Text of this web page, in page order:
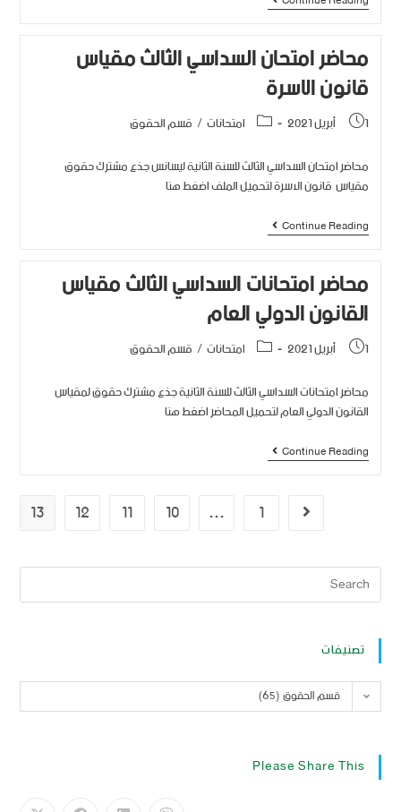
محاضر امتحان السداسي الثالث مقياس
قانون الاسرة
1 أبريل 2021 امتحانات/ قسم الحقوق
محاضر امتحان السداسي الثالث للسنة الثانية ليسانس جذع مشترك حقوق
مقياس قانون الاسرة لتحميل الملف اضغط هنا
Continue Reading
محاضر امتحانات السداسي الثالث مقياس
القانون الدولي العام
1 أبريل 2021 امتحانات/ قسم الحقوق
محاضر امتحانات السداسي الثالث للسنة الثانية جذع مشترك حقوق لمقياس
القانون الدولي العام لتحميل المحاضر اضغط هنا
Continue Reading
1
…
10
11
12
13
تصنيفات
قسم الحقوق (65)
Please Share This